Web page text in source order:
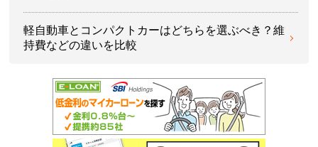
軽自動車とコンパクトカーはどちらを選ぶべき？維
持費などの違いを比較